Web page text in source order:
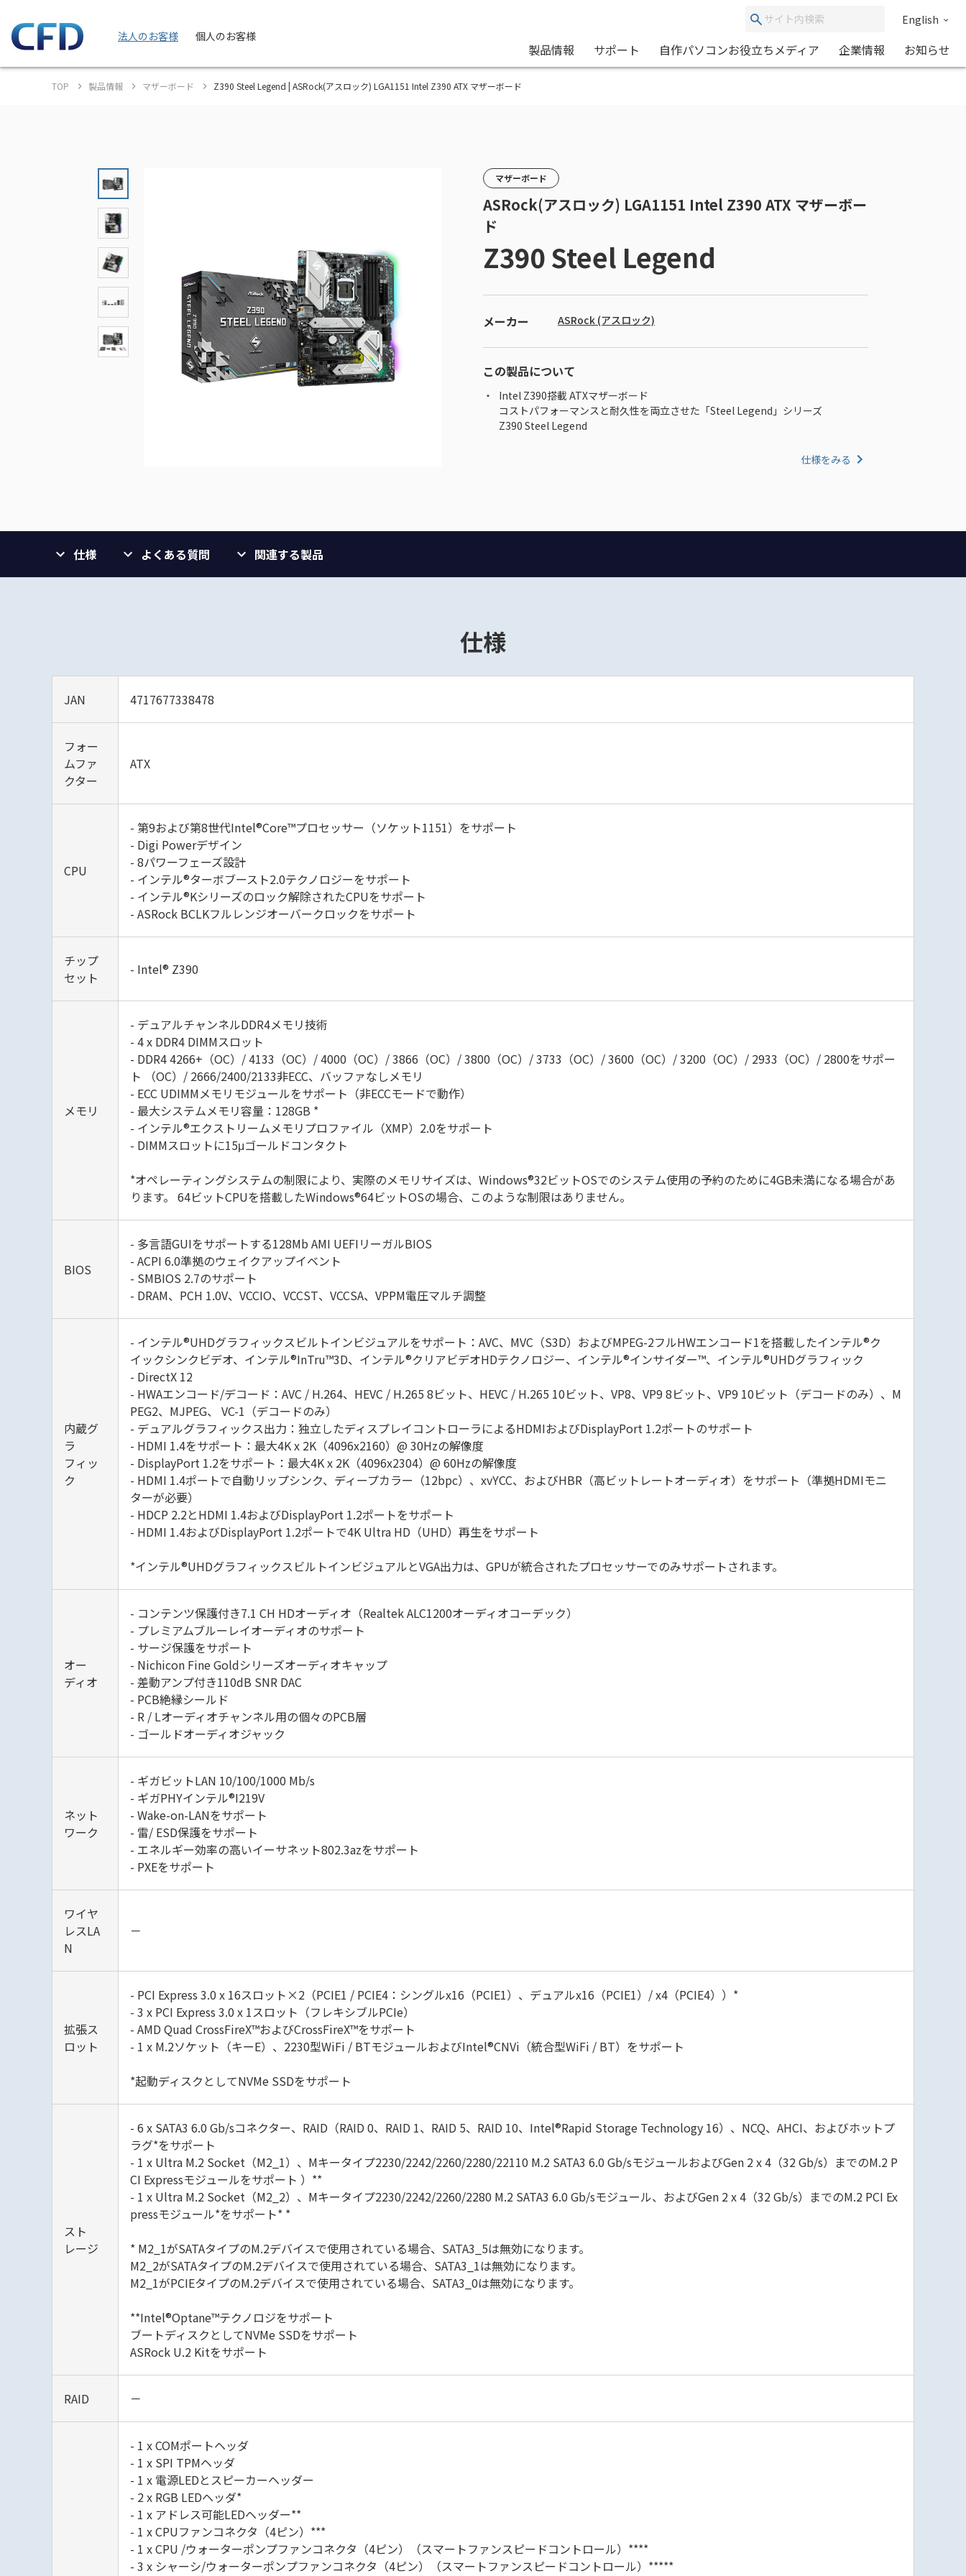
法人のお客様 個人のお客様
English
製品情報 サポート 自作パソコンお役立ちメディア 企業情報 お知らせ
TOP 製品情報 マザーボード Z390 Steel Legend | ASRock(アスロック) LGA1151 Intel Z390 ATX マザーボード
マザーボード
ASRock(アスロック) LGA1151 Intel Z390 ATX マザーボー
ド
Z390 Steel Legend
メーカー ASRock (アスロック)
この製品について
Intel Z390搭載 ATXマザーボード
コストパフォーマンスと耐久性を両立させた「Steel Legend」シリーズ
Z390 Steel Legend
仕様をみる
仕様 よくある質問 関連する製品
仕様
JAN 4717677338478
フォー
ムファ
クター
ATX
CPU
- 第9および第8世代Intel®Core™プロセッサー（ソケット1151）をサポート
- Digi Powerデザイン
- 8パワーフェーズ設計
- インテル®ターボブースト2.0テクノロジーをサポート
- インテル®Kシリーズのロック解除されたCPUをサポート
- ASRock BCLKフルレンジオーバークロックをサポート
チップ
セット
- Intel® Z390
メモリ
- デュアルチャンネルDDR4メモリ技術
- 4 x DDR4 DIMMスロット
- DDR4 4266+（OC）/ 4133（OC）/ 4000（OC）/ 3866（OC）/ 3800（OC）/ 3733（OC）/ 3600（OC）/ 3200（OC）/ 2933（OC）/ 2800をサポー
ト （OC）/ 2666/2400/2133非ECC、バッファなしメモリ
- ECC UDIMMメモリモジュールをサポート（非ECCモードで動作）
- 最大システムメモリ容量：128GB *
- インテル®エクストリームメモリプロファイル（XMP）2.0をサポート
- DIMMスロットに15μゴールドコンタクト
*オペレーティングシステムの制限により、実際のメモリサイズは、Windows®32ビットOSでのシステム使用の予約のために4GB未満になる場合があ
ります。 64ビットCPUを搭載したWindows®64ビットOSの場合、このような制限はありません。
BIOS
- 多言語GUIをサポートする128Mb AMI UEFIリーガルBIOS
- ACPI 6.0準拠のウェイクアップイベント
- SMBIOS 2.7のサポート
- DRAM、PCH 1.0V、VCCIO、VCCST、VCCSA、VPPM電圧マルチ調整
内蔵グ
ラ
フィッ
ク
- インテル®UHDグラフィックスビルトインビジュアルをサポート：AVC、MVC（S3D）およびMPEG-2フルHWエンコード1を搭載したインテル®ク
イックシンクビデオ、インテル®InTru™3D、インテル®クリアビデオHDテクノロジー、インテル®インサイダー™、インテル®UHDグラフィック
- DirectX 12
- HWAエンコード/デコード：AVC / H.264、HEVC / H.265 8ビット、HEVC / H.265 10ビット、VP8、VP9 8ビット、VP9 10ビット（デコードのみ）、M
PEG2、MJPEG、 VC-1（デコードのみ）
- デュアルグラフィックス出力：独立したディスプレイコントローラによるHDMIおよびDisplayPort 1.2ポートのサポート
- HDMI 1.4をサポート：最大4K x 2K（4096x2160）@ 30Hzの解像度
- DisplayPort 1.2をサポート：最大4K x 2K（4096x2304）@ 60Hzの解像度
- HDMI 1.4ポートで自動リップシンク、ディープカラー（12bpc）、xvYCC、およびHBR（高ビットレートオーディオ）をサポート（準拠HDMIモニ
ターが必要）
- HDCP 2.2とHDMI 1.4およびDisplayPort 1.2ポートをサポート
- HDMI 1.4およびDisplayPort 1.2ポートで4K Ultra HD（UHD）再生をサポート
*インテル®UHDグラフィックスビルトインビジュアルとVGA出力は、GPUが統合されたプロセッサーでのみサポートされます。
オー
ディオ
- コンテンツ保護付き7.1 CH HDオーディオ（Realtek ALC1200オーディオコーデック）
- プレミアムブルーレイオーディオのサポート
- サージ保護をサポート
- Nichicon Fine Goldシリーズオーディオキャップ
- 差動アンプ付き110dB SNR DAC
- PCB絶縁シールド
- R / Lオーディオチャンネル用の個々のPCB層
- ゴールドオーディオジャック
ネット
ワーク
- ギガビットLAN 10/100/1000 Mb/s
- ギガPHYインテル®I219V
- Wake-on-LANをサポート
- 雷/ ESD保護をサポート
- エネルギー効率の高いイーサネット802.3azをサポート
- PXEをサポート
ワイヤ
レスLA
N
－
拡張ス
ロット
- PCI Express 3.0 x 16スロット×2（PCIE1 / PCIE4：シングルx16（PCIE1）、デュアルx16（PCIE1）/ x4（PCIE4））*
- 3 x PCI Express 3.0 x 1スロット（フレキシブルPCIe）
- AMD Quad CrossFireX™およびCrossFireX™をサポート
- 1 x M.2ソケット（キーE）、2230型WiFi / BTモジュールおよびIntel®CNVi（統合型WiFi / BT）をサポート
*起動ディスクとしてNVMe SSDをサポート
スト
レージ
- 6 x SATA3 6.0 Gb/sコネクター、RAID（RAID 0、RAID 1、RAID 5、RAID 10、Intel®Rapid Storage Technology 16）、NCQ、AHCI、およびホットプ
ラグ*をサポート
- 1 x Ultra M.2 Socket（M2_1）、Mキータイプ2230/2242/2260/2280/22110 M.2 SATA3 6.0 Gb/sモジュールおよびGen 2 x 4（32 Gb/s）までのM.2 P
CI Expressモジュールをサポート ）**
- 1 x Ultra M.2 Socket（M2_2）、Mキータイプ2230/2242/2260/2280 M.2 SATA3 6.0 Gb/sモジュール、およびGen 2 x 4（32 Gb/s）までのM.2 PCI Ex
pressモジュール*をサポート* *
* M2_1がSATAタイプのM.2デバイスで使用されている場合、SATA3_5は無効になります。
M2_2がSATAタイプのM.2デバイスで使用されている場合、SATA3_1は無効になります。
M2_1がPCIEタイプのM.2デバイスで使用されている場合、SATA3_0は無効になります。
**Intel®Optane™テクノロジをサポート
ブートディスクとしてNVMe SSDをサポート
ASRock U.2 Kitをサポート
RAID －
- 1 x COMポートヘッダ
- 1 x SPI TPMヘッダ
- 1 x 電源LEDとスピーカーヘッダー
- 2 x RGB LEDヘッダ*
- 1 x アドレス可能LEDヘッダー**
- 1 x CPUファンコネクタ（4ピン）***
- 1 x CPU /ウォーターポンプファンコネクタ（4ピン）（スマートファンスピードコントロール）****
- 3 x シャーシ/ウォーターポンプファンコネクタ（4ピン）（スマートファンスピードコントロール）*****